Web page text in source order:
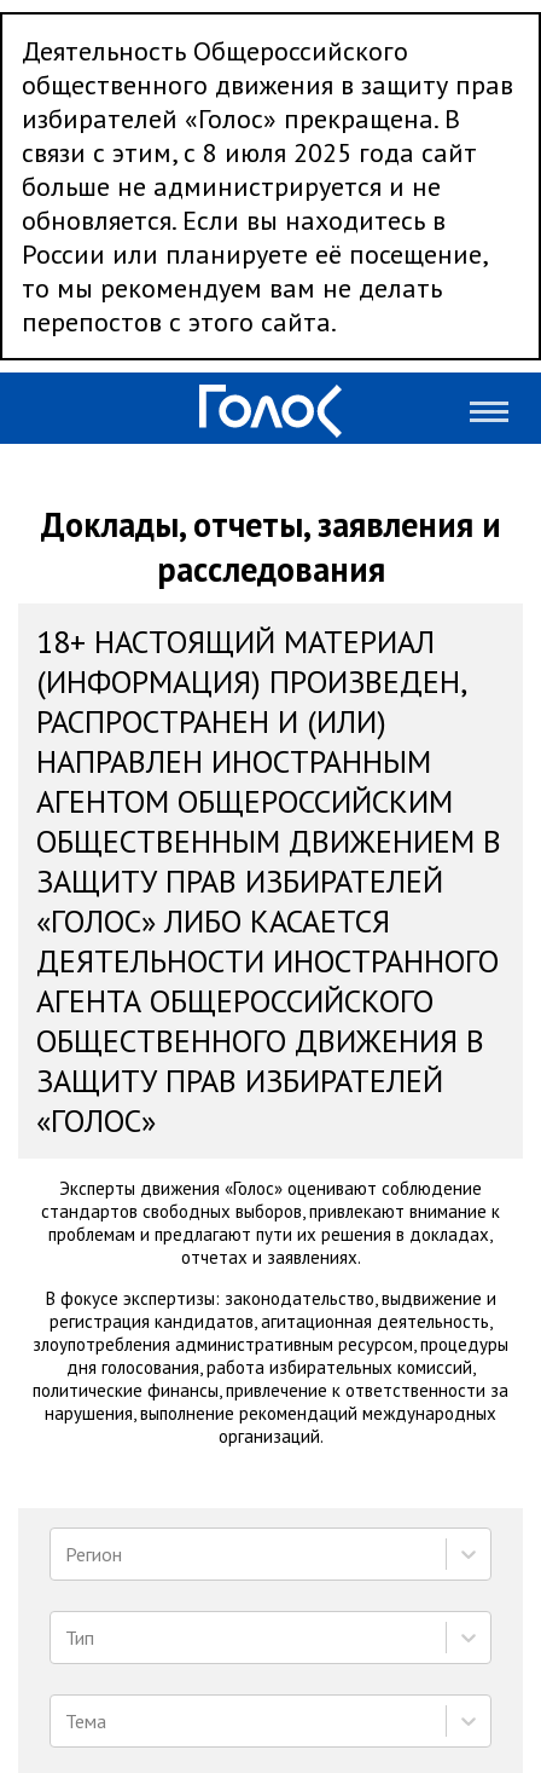
Деятельность Общероссийского
общественного движения в защиту прав
избирателей «Голос» прекращена. В
связи с этим, с 8 июля 2025 года сайт
больше не администрируется и не
обновляется. Если вы находитесь в
России или планируете её посещение,
то мы рекомендуем вам не делать
перепостов с этого сайта.
Доклады, отчеты, заявления и
расследования
18+ НАСТОЯЩИЙ МАТЕРИАЛ
(ИНФОРМАЦИЯ) ПРОИЗВЕДЕН,
РАСПРОСТРАНЕН И (ИЛИ)
НАПРАВЛЕН ИНОСТРАННЫМ
АГЕНТОМ ОБЩЕРОССИЙСКИМ
ОБЩЕСТВЕННЫМ ДВИЖЕНИЕМ В
ЗАЩИТУ ПРАВ ИЗБИРАТЕЛЕЙ
«ГОЛОС» ЛИБО КАСАЕТСЯ
ДЕЯТЕЛЬНОСТИ ИНОСТРАННОГО
АГЕНТА ОБЩЕРОССИЙСКОГО
ОБЩЕСТВЕННОГО ДВИЖЕНИЯ В
ЗАЩИТУ ПРАВ ИЗБИРАТЕЛЕЙ
«ГОЛОС»
Эксперты движения «Голос» оценивают соблюдение
стандартов свободных выборов, привлекают внимание к
проблемам и предлагают пути их решения в докладах,
отчетах и заявлениях.
В фокусе экспертизы: законодательство, выдвижение и
регистрация кандидатов, агитационная деятельность,
злоупотребления административным ресурсом, процедуры
дня голосования, работа избирательных комиссий,
политические финансы, привлечение к ответственности за
нарушения, выполнение рекомендаций международных
организаций.
Регион
Тип
Тема